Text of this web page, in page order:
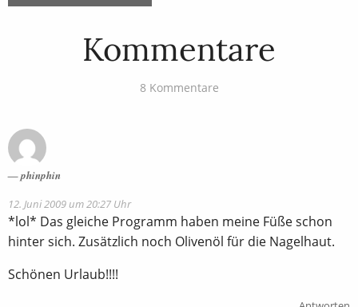
Kommentare
8 Kommentare
phinphin
12. Juni 2009 um 20:27 Uhr
*lol* Das gleiche Programm haben meine Füße schon
hinter sich. Zusätzlich noch Olivenöl für die Nagelhaut.
Schönen Urlaub!!!!